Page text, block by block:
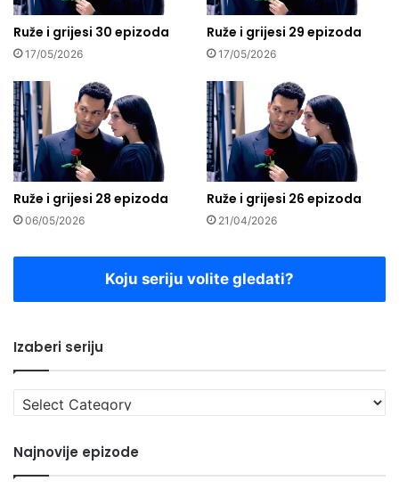
Ruže i grijesi 30 epizoda
17/05/2026
Ruže i grijesi 29 epizoda
17/05/2026
Ruže i grijesi 28 epizoda
06/05/2026
Ruže i grijesi 26 epizoda
21/04/2026
Koju seriju volite gledati?
Izaberi seriju
Izaberi
seriju
Najnovije epizode